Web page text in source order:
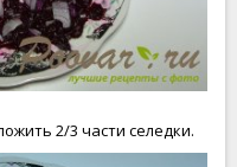
2/3 части селедки.